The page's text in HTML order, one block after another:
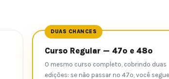
DUAS CHANCES
Curso Regular — 47º e 48º
O mesmo curso completo, cobrindo duas
edições: se não passar no 47º, você